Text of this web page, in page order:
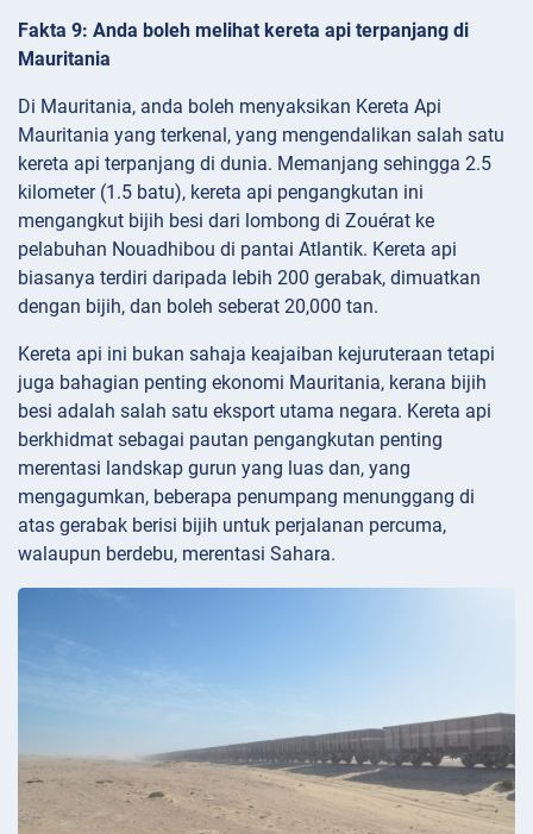
Fakta 9: Anda boleh melihat kereta api terpanjang di
Mauritania
Di Mauritania, anda boleh menyaksikan Kereta Api
Mauritania yang terkenal, yang mengendalikan salah satu
kereta api terpanjang di dunia. Memanjang sehingga 2.5
kilometer (1.5 batu), kereta api pengangkutan ini
mengangkut bijih besi dari lombong di Zouérat ke
pelabuhan Nouadhibou di pantai Atlantik. Kereta api
biasanya terdiri daripada lebih 200 gerabak, dimuatkan
dengan bijih, dan boleh seberat 20,000 tan.
Kereta api ini bukan sahaja keajaiban kejuruteraan tetapi
juga bahagian penting ekonomi Mauritania, kerana bijih
besi adalah salah satu eksport utama negara. Kereta api
berkhidmat sebagai pautan pengangkutan penting
merentasi landskap gurun yang luas dan, yang
mengagumkan, beberapa penumpang menunggang di
atas gerabak berisi bijih untuk perjalanan percuma,
walaupun berdebu, merentasi Sahara.